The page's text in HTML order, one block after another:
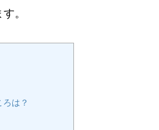
。
は？